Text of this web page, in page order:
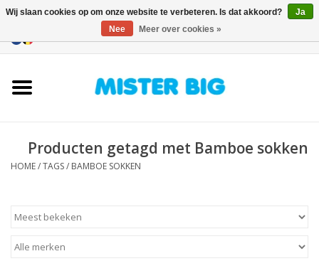
Onze Winkel
Producten getagd met Bamboe sokken
HOME/TAGS/ BAMBOE SOKKEN
Wij slaan cookies op om onze website te verbeteren. Is dat akkoord?
Ja
Nee
Meer over cookies »